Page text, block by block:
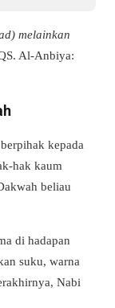
melainkan
Al-Anbiya:
kepada
hak kaum
beliau
di hadapan
suku, warna
Nabi